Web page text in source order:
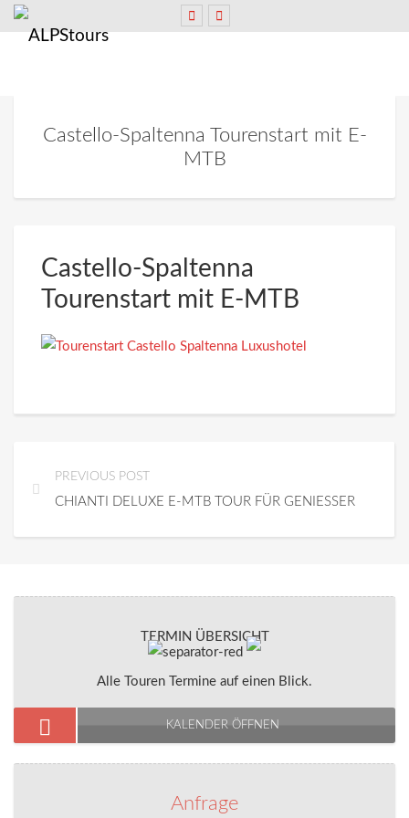
Castello-Spaltenna Tourenstart mit E-
MTB
Castello-Spaltenna
Tourenstart mit E-MTB
PREVIOUS POST
CHIANTI DELUXE E-MTB TOUR FÜR GENIESSER
TERMIN ÜBERSICHT
Alle Touren Termine auf einen Blick.
KALENDER ÖFFNEN
Anfrage